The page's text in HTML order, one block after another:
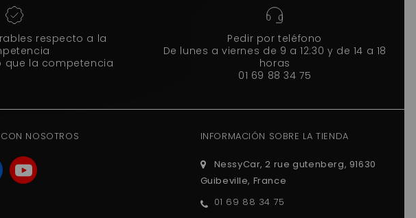
respecto a la
que la competencia
Pedir por teléfono
De lunes a viernes de 9 a 12:30 y de 14 a 18
horas
01 69 88 34 75
NOSOTROS INFORMACIÓN SOBRE LA TIENDA
NessyCar, 2 rue gutenberg, 91630
Guibeville, France
01 69 88 34 75